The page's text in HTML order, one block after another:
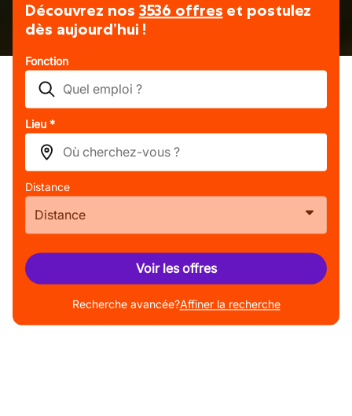
Découvrez nos 3536 offres et postulez
dès aujourd’hui !
Fonction
Lieu *
Distance
Distance
Voir les offres
Recherche avancée?Affiner la recherche